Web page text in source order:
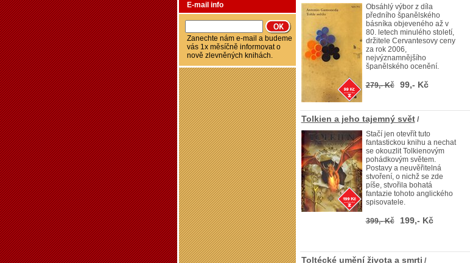
E-mail info
Zanechte nám e-mail a budeme
vás 1x měsíčně informovat o
nově zlevněných knihách.
Obsáhlý výbor z díla
předního španělského
básníka objeveného až v
80. letech minulého století,
držitele Cervantesovy ceny
za rok 2006,
nejvýznamnějšího
španělského ocenění.
279,- Kč 99,- Kč
Tolkien a jeho tajemný svět/
Stačí jen otevřít tuto
fantastickou knihu a nechat
se okouzlit Tolkienovým
pohádkovým světem.
Postavy a neuvěřitelná
stvoření, o nichž se zde
píše, stvořila bohatá
fantazie tohoto anglického
spisovatele.
399,- Kč 199,- Kč
Toltécké umění života a smrti /